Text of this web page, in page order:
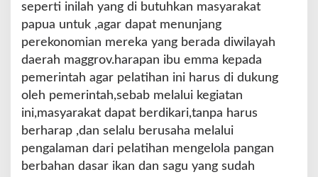
seperti inilah yang di butuhkan masyarakat
papua untuk ,agar dapat menunjang
perekonomian mereka yang berada diwilayah
daerah maggrov.harapan ibu emma kepada
pemerintah agar pelatihan ini harus di dukung
oleh pemerintah,sebab melalui kegiatan
ini,masyarakat dapat berdikari,tanpa harus
berharap ,dan selalu berusaha melalui
pengalaman dari pelatihan mengelola pangan
berbahan dasar ikan dan sagu yang sudah